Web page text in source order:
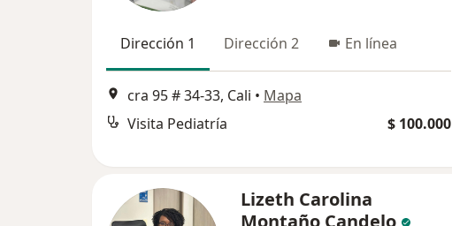
Dirección 1 Dirección 2 En línea
cra 95 # 34-33, Cali • Mapa
Visita Pediatría
$ 100.000
Lizeth Carolina
Montaño Candelo